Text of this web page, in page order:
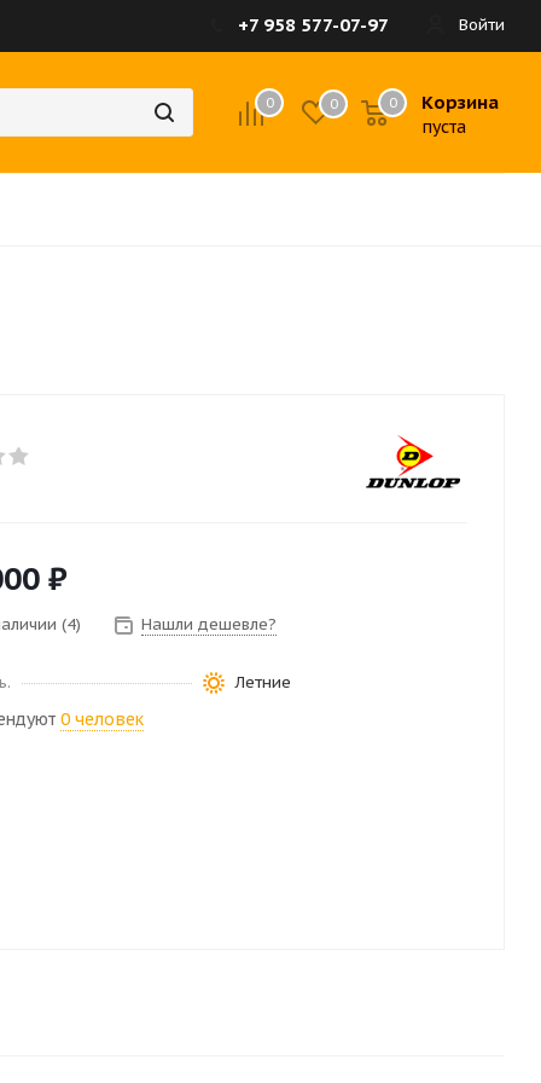
Войти
+7 958 577-07-97
0 0 Корзина
пуста
0
₽
(4) Нашли дешевле?
Летние
0 человек